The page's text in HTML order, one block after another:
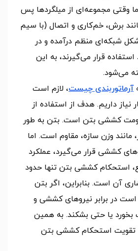
اما وقتی مجموعه‌ای از میلگردها پس
برش، خم‌کاری و اتصال (با سیم
شبکه‌ای منظم درآمده و در
استفاده قرار می‌گیرند، به این
می‌شود.
آرماتوربندی چیست، لازم است
نیاز داریم. هدف از استفاده از
کششی بتن است. بتن به طور
مانند وزن سازه، مقاوم است. اما
کششی قرار می‌گیرد، عملکرد
استحکام کششی بتن تنها حدود
فشاری آن است. بنابراین، اگر بتن
در برابر نیروهای کششی و
یا حتی بشکند. به همین
تقویت استحکام کششی بتن